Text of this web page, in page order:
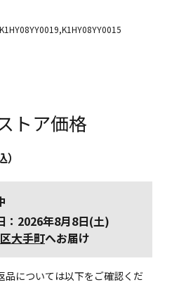
トア価格
：2026年8月8日(土)
大手町へお届け
については以下をご確認くだ